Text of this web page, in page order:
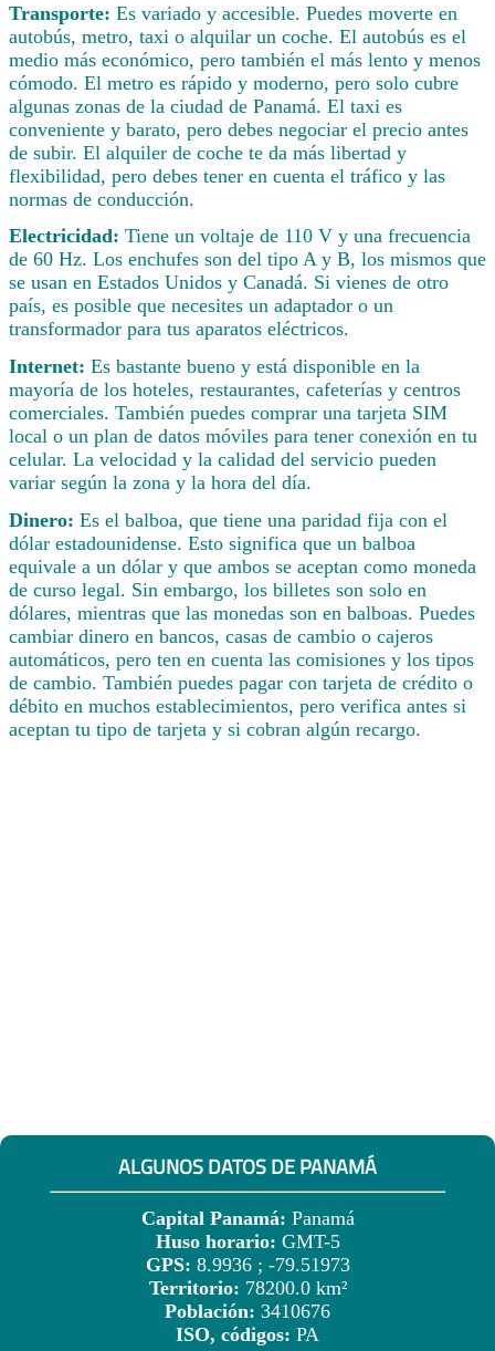
Transporte: Es variado y accesible. Puedes moverte en
autobús, metro, taxi o alquilar un coche. El autobús es el
medio más económico, pero también el más lento y menos
cómodo. El metro es rápido y moderno, pero solo cubre
algunas zonas de la ciudad de Panamá. El taxi es
conveniente y barato, pero debes negociar el precio antes
de subir. El alquiler de coche te da más libertad y
flexibilidad, pero debes tener en cuenta el tráfico y las
normas de conducción.
Electricidad: Tiene un voltaje de 110 V y una frecuencia
de 60 Hz. Los enchufes son del tipo A y B, los mismos que
se usan en Estados Unidos y Canadá. Si vienes de otro
país, es posible que necesites un adaptador o un
transformador para tus aparatos eléctricos.
Internet: Es bastante bueno y está disponible en la
mayoría de los hoteles, restaurantes, cafeterías y centros
comerciales. También puedes comprar una tarjeta SIM
local o un plan de datos móviles para tener conexión en tu
celular. La velocidad y la calidad del servicio pueden
variar según la zona y la hora del día.
Dinero: Es el balboa, que tiene una paridad fija con el
dólar estadounidense. Esto significa que un balboa
equivale a un dólar y que ambos se aceptan como moneda
de curso legal. Sin embargo, los billetes son solo en
dólares, mientras que las monedas son en balboas. Puedes
cambiar dinero en bancos, casas de cambio o cajeros
automáticos, pero ten en cuenta las comisiones y los tipos
de cambio. También puedes pagar con tarjeta de crédito o
débito en muchos establecimientos, pero verifica antes si
aceptan tu tipo de tarjeta y si cobran algún recargo.
ALGUNOS DATOS DE PANAMÁ
Capital Panamá: Panamá
Huso horario: GMT-5
GPS: 8.9936 ; -79.51973
Territorio: 78200.0 km²
Población: 3410676
ISO, códigos: PA